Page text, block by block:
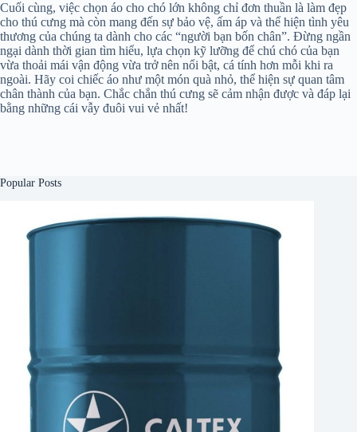
Cuối cùng, việc chọn áo cho chó lớn không chỉ đơn thuần là làm đẹp
cho thú cưng mà còn mang đến sự bảo vệ, ấm áp và thể hiện tình yêu
thương của chúng ta dành cho các “người bạn bốn chân”. Đừng ngần
ngại dành thời gian tìm hiểu, lựa chọn kỹ lưỡng để chú chó của bạn
vừa thoải mái vận động vừa trở nên nổi bật, cá tính hơn mỗi khi ra
ngoài. Hãy coi chiếc áo như một món quà nhỏ, thể hiện sự quan tâm
chân thành của bạn. Chắc chắn thú cưng sẽ cảm nhận được và đáp lại
bằng những cái vẫy đuôi vui vẻ nhất!
Popular Posts